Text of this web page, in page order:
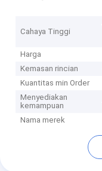
Cahaya Tinggi
Harga
Kemasan rincian
Kuantitas min Order
Menyediakan
kemampuan
Nama merek